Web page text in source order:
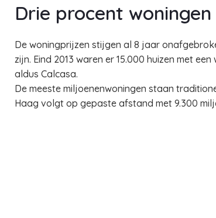
Drie procent
De woningprijzen stijgen al 8 jaar
zijn. Eind 2013 waren er 15.000 huizen met
aldus Calcasa.
De meeste miljoenenwoningen staan
Haag volgt op gepaste afstand met 9.300